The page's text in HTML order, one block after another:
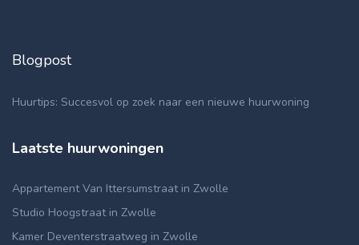
Blogpost
Huurtips: Succesvol op zoek naar een nieuwe huurwoning
Laatste huurwoningen
Appartement Van Ittersumstraat in Zwolle
Studio Hoogstraat in Zwolle
Kamer Deventerstraatweg in Zwolle